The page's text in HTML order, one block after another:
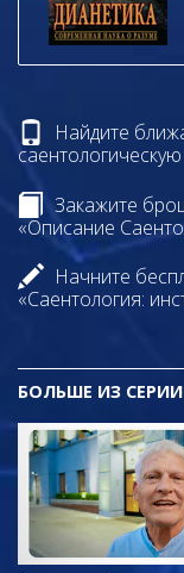
Найдите
Закажите
«Описание
Начните
«Саентология:
БОЛЬШЕ ИЗ